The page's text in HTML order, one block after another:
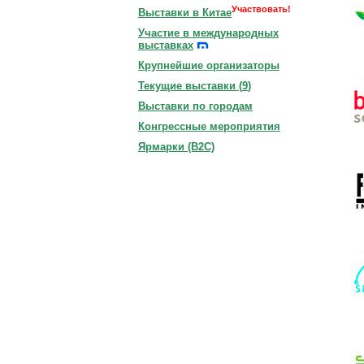
Выставки в КитаеУчаствовать!
Участие в международных
выставках
Крупнейшие организаторы
Текущие выставки (9)
Выставки по городам
Конгрессные мероприятия
Ярмарки (B2C)